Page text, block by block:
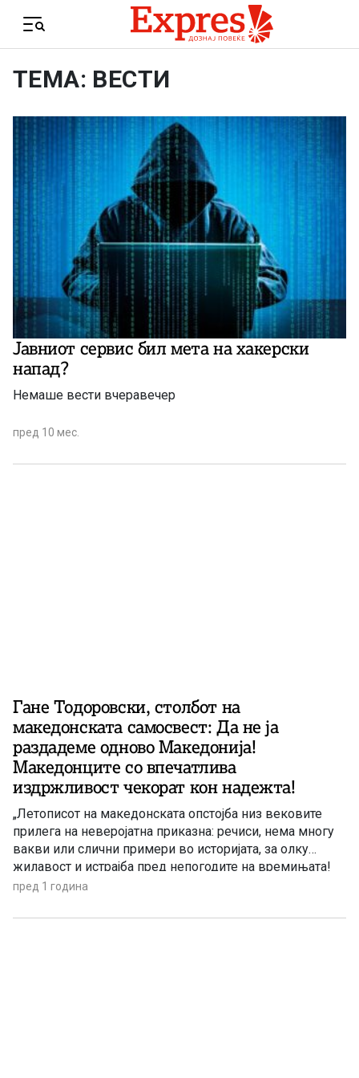
Menu
ТЕМА: ВЕСТИ
Јавниот сервис бил мета на хакерски
напад?
Немаше вести вчеравечер
пред 10 мес.
Гане Тодоровски, столбот на
македонската самосвест: Да не ја
раздадеме одново Македонија!
Македонците со впечатлива
издржливост чекорат кон надежта!
„Летописот на македонската опстојба низ вековите
прилега на неверојатна приказна: речиси, нема многу
вакви или слични примери во историјата, за олку
жилавост и истрајба пред непогодите на времињата!
Иако благонаклонетоста на судбата најчесто ги
(Патот на солзите и маките) врашки упорито чекореле
пред 1 година